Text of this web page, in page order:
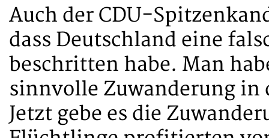
Auch der CDU-
dass Deutschland eine
beschritten habe. Man
sinnvolle Zuwanderung
Jetzt gebe es die